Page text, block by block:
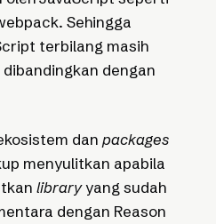
Sehingga
terbilang masih
dengan
dan packages
menyulitkan apabila
libraryyang sudah
dengan Reason